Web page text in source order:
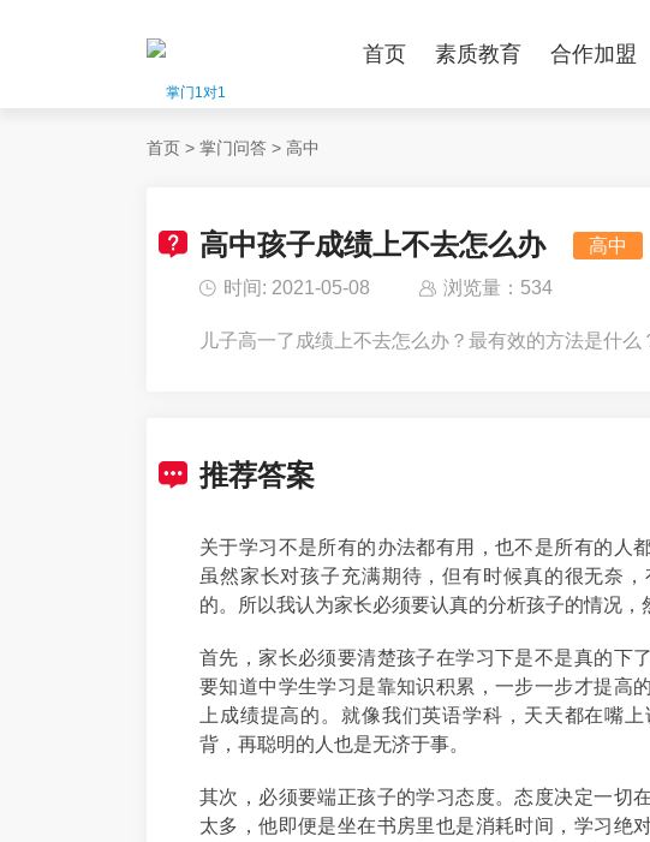
首页 素质教育 合作加盟
首页 > 掌门问答 > 高中
高中孩子成绩上不去怎么办 高中
时间: 2021-05-08 浏览量：534
儿子高一了成绩上不去怎么办？最有效的方法是什么
推荐答案
关于学习不是所有的办法都有用，也不是所有的人
虽然家长对孩子充满期待，但有时候真的很无奈
的。所以我认为家长必须要认真的分析孩子的情况，
首先，家长必须要清楚孩子在学习下是不是真的下
要知道中学生学习是靠知识积累，一步一步才提高
上成绩提高的。就像我们英语学科，天天都在嘴
背，再聪明的人也是无济于事。
其次，必须要端正孩子的学习态度。态度决定一切
太多，他即便是坐在书房里也是消耗时间，学习绝